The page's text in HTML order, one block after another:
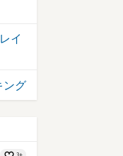
イ
ング